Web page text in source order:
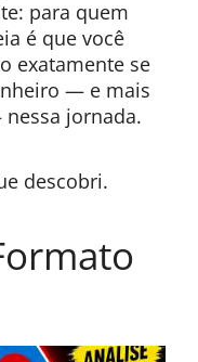
para quem
é que você
exatamente se
— e mais
jornada.
descobri.